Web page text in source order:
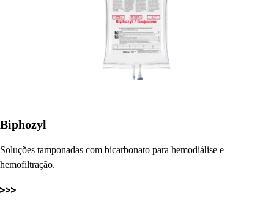
Biphozyl
Soluções tamponadas com bicarbonato para hemodiálise e
hemofiltração.